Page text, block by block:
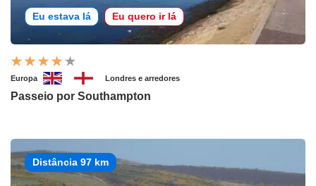
Eu estava lá Eu quero ir lá
Europa Londres e arredores
Passeio por Southampton
Distância 97 km